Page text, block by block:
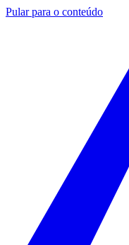
Pular para o conteúdo